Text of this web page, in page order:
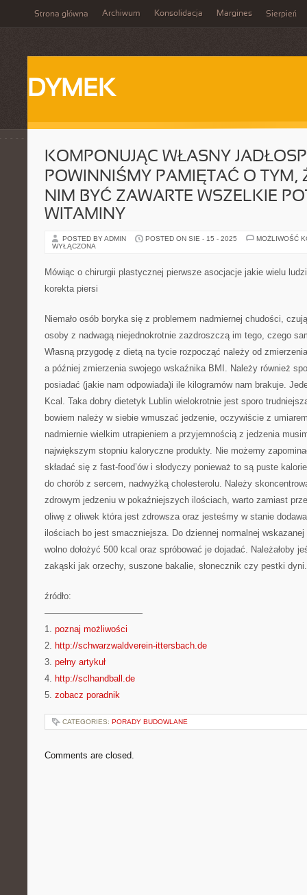
Strona główna Archiwum Konsolidacja Margines Sierpień
DYMEK
KOMPONUJĄC WŁASNY
POWINNIŚMY PAMIĘTAĆ O TYM,
NIM BYĆ ZAWARTE WSZELKIE
WITAMINY
POSTED BY ADMIN POSTED ON SIE - 15 - 2025
MOŻLIWOŚĆ
WYŁĄCZONA
Mówiąc o chirurgii plastycznej pierwsze asocjacje jakie wielu
korekta piersi
Niemało osób boryka się z problemem nadmiernej chudości,
osoby z nadwagą niejednokrotnie zazdroszczą im tego, czego
Własną przygodę z dietą na tycie rozpocząć należy od
a później zmierzenia swojego wskaźnika BMI. Należy również
posiadać (jakie nam odpowiada)i ile kilogramów nam brakuje.
Kcal. Taka dobry dietetyk Lublin wielokrotnie jest sporo
bowiem należy w siebie wmuszać jedzenie, oczywiście z
nadmiernie wielkim utrapieniem a przyjemnością z jedzenia
największym stopniu kaloryczne produkty. Nie możemy
składać się z fast-food’ów i słodyczy ponieważ to są puste
do chorób z sercem, nadwyżką cholesterolu. Należy
zdrowym jedzeniu w pokaźniejszych ilościach, warto zamiast
oliwę z oliwek która jest zdrowsza oraz jesteśmy w stanie
ilościach bo jest smaczniejsza. Do dziennej normalnej
wolno dołożyć 500 kcal oraz spróbować je dojadać. Należałoby
zakąski jak orzechy, suszone bakalie, słonecznik czy pestki dyni.
źródło:
———————————
1. poznaj możliwości
2. http://schwarzwaldverein-ittersbach.de
3. pełny artykuł
4. http://sclhandball.de
5. zobacz poradnik
CATEGORIES: PORADY BUDOWLANE
Comments are closed.